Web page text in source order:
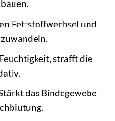
Fettstoffwechsel und
strafft die
das Bindegewebe